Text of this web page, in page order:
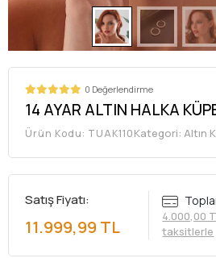
0 Değerlendirme
14 AYAR ALTIN HALKA
Ürün Kodu: TUAK110Kategori: Altın
Satış Fiyatı:
11.999,99 TL
4.000,00
taksitlerle